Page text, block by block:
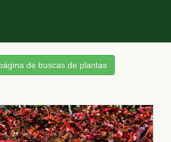
de buscas de plantas